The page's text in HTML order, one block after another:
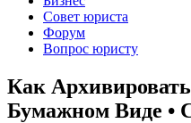
Совет юриста
Форум
Вопрос юристу
Как
Бумажном Виде •